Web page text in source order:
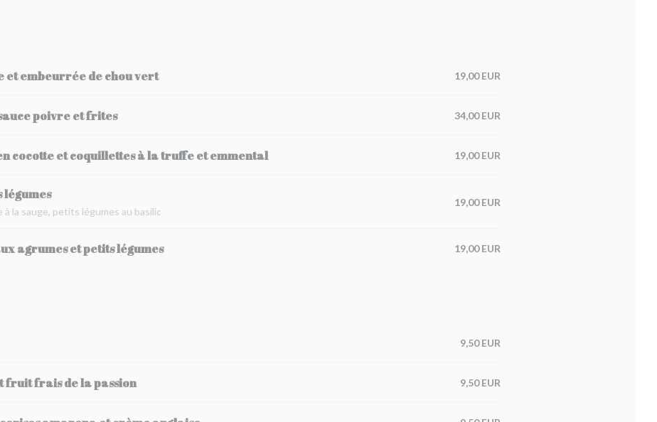
et embeurrée de chou vert 19,00 EUR
poivre et frites 34,00 EUR
cocotte et coquillettes à la truffe et emmental 19,00 EUR
légumes
à la sauge, petits légumes au basilic
19,00 EUR
agrumes et petits légumes 19,00 EUR
9,50 EUR
fruit frais de la passion 9,50 EUR